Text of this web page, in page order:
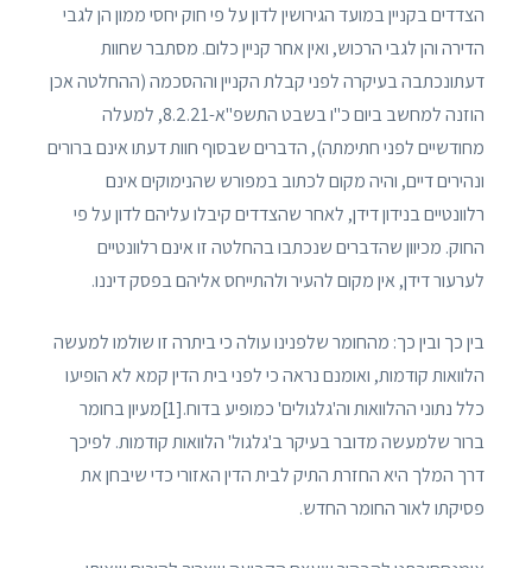
הצדדים בקניין במועד הגירושין לדון על פי חוק יחסי ממון הן לגבי
הדירה והן לגבי הרכוש, ואין אחר קניין כלום. מסתבר שחוות
דעתונכתבה בעיקרה לפני קבלת הקניין וההסכמה (ההחלטה אכן
הוזנה למחשב ביום כ"ו בשבט התשפ"א-8.2.21, למעלה
מחודשיים לפני חתימתה), הדברים שבסוף חוות דעתו אינם ברורים
ונהירים דיים, והיה מקום לכתוב במפורש שהנימוקים אינם
רלוונטיים בנידון דידן, לאחר שהצדדים קיבלו עליהם לדון על פי
החוק. מכיוון שהדברים שנכתבו בהחלטה זו אינם רלוונטיים
לערעור דידן, אין מקום להעיר ולהתייחס אליהם בפסק דיננו.
בין כך ובין כך: מהחומר שלפנינו עולה כי ביתרה זו שולמו למעשה
הלוואות קודמות, ואומנם נראה כי לפני בית הדין קמא לא הופיעו
כלל נתוני ההלוואות וה'גלגולים' כמופיע בדוח.[1]מעיון בחומר
ברור שלמעשה מדובר בעיקר ב'גלגול' הלוואות קודמות. לפיכך
דרך המלך היא החזרת התיק לבית הדין האזורי כדי שיבחן את
פסיקתו לאור החומר החדש.